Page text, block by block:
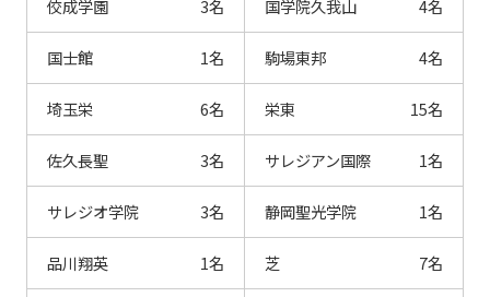
佼成学園 3名 国学院久我山 4名
国士館 1名 駒場東邦 4名
埼玉栄 6名 栄東 15名
佐久長聖 3名 サレジアン国際 1名
サレジオ学院 3名 静岡聖光学院 1名
品川翔英 1名 芝 7名